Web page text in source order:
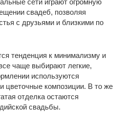
свадеб, позволяя
с друзьями и близкими по
тенденция к минимализму и
чаще выбирают легкие,
используются
цветочные композиции. В то же
отделка остаются
свадьбы.